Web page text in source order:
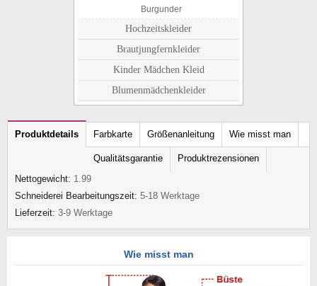
Burgunder
Hochzeitskleider
Brautjungfernkleider
Kinder Mädchen Kleid
Blumenmädchenkleider
Produktdetails Farbkarte Größenanleitung Wie misst man
Qualitätsgarantie
Produktrezensionen
Nettogewicht: 1.99
Schneiderei Bearbeitungszeit: 5-18 Werktage
Lieferzeit: 3-9 Werktage
Wie misst man